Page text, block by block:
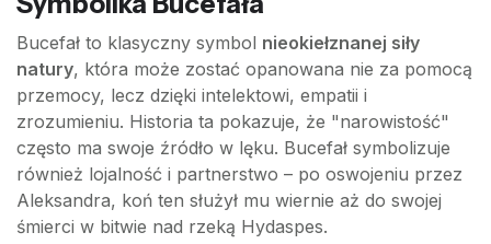
Bucefał to klasyczny symbol nieokiełznanej siły
natury, która może zostać opanowana nie za pomocą
przemocy, lecz dzięki intelektowi, empatii i
zrozumieniu. Historia ta pokazuje, że "narowistość"
często ma swoje źródło w lęku. Bucefał symbolizuje
również lojalność i partnerstwo – po oswojeniu przez
Aleksandra, koń ten służył mu wiernie aż do swojej
śmierci w bitwie nad rzeką Hydaspes.